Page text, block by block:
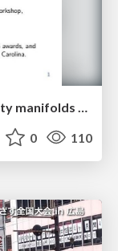
0 110